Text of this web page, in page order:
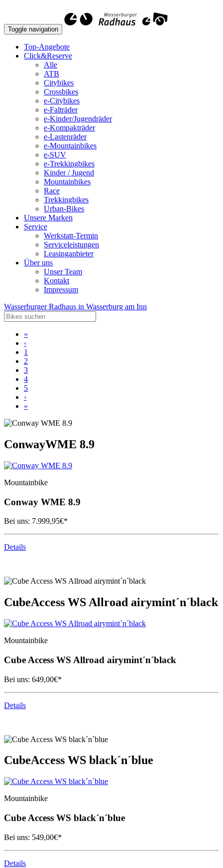
Toggle navigation
Top-Angebote
Click&Reserve
Alle
ATB
Citybikes
Crossbikes
e-Citybikes
e-Falträder
e-Kinder/Jugendräder
e-Kompakträder
e-Lastenräder
e-Mountainbikes
e-SUV
e-Trekkingbikes
Kinder / Jugend
Mountainbikes
Race
Trekkingbikes
Urban-Bikes
Unsere Marken
Service
Werkstatt-Termin
Serviceleistungen
Leasinganbieter
Über uns
Unser Team
Kontakt
Impressum
Wasserburger Radhaus in Wasserburg am Inn
«
‹
1
2
3
4
5
›
»
ConwayWME 8.9
Mountainbike
Conway WME 8.9
Bei uns: 7.999,95€*
Details
CubeAccess WS Allroad airymint´n´black
Mountainbike
Cube Access WS Allroad airymint´n´black
Bei uns: 649,00€*
Details
CubeAccess WS black´n´blue
Mountainbike
Cube Access WS black´n´blue
Bei uns: 549,00€*
Details